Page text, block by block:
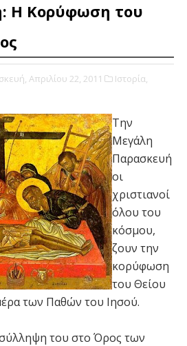
Η Κορύφωση του
Απριλίου 22, 2011 Ιστορία,
Την
Μεγάλη
Παρασκευή
οι
χριστιανοί
όλου του
κόσμου,
ζουν την
κορύφωση
του Θείου
των Παθών του Ιησού.
του στο Όρος των